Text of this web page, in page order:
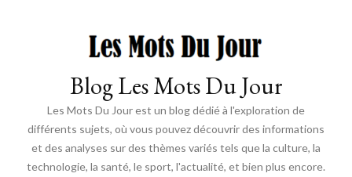
Blog Les Mots Du Jour
Les Mots Du Jour est un blog dédié à l'exploration de
différents sujets, où vous pouvez découvrir des informations
et des analyses sur des thèmes variés tels que la culture, la
technologie, la santé, le sport, l'actualité, et bien plus encore.